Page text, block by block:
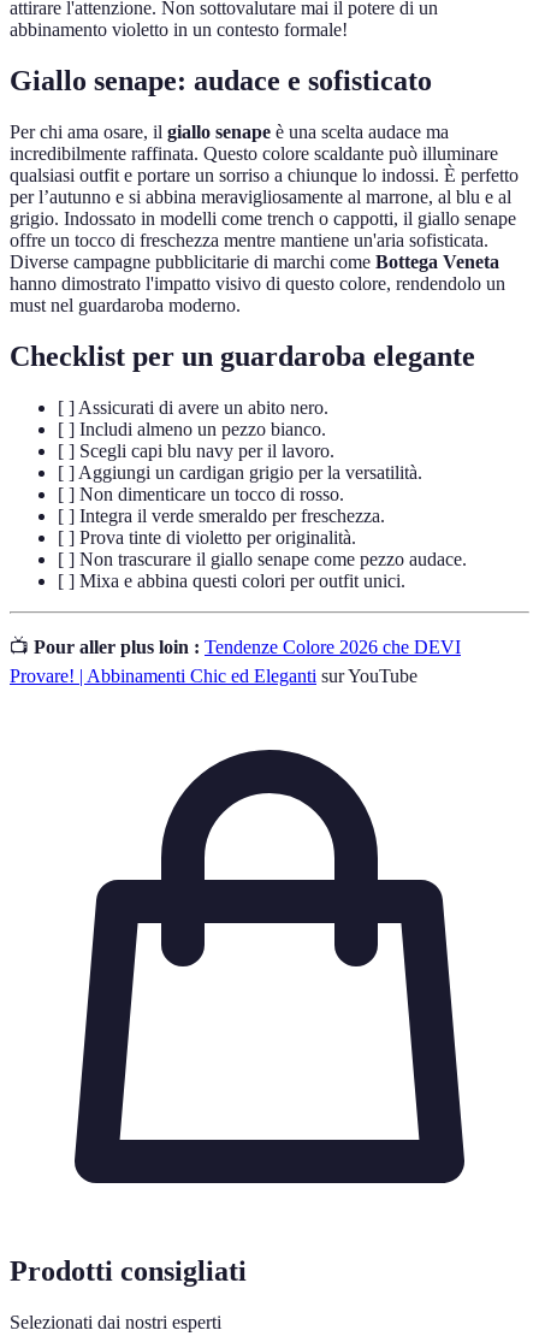
attirare l'attenzione. Non sottovalutare mai il potere di un
abbinamento violetto in un contesto formale!
Giallo senape: audace e sofisticato
Per chi ama osare, il giallo senape è una scelta audace ma
incredibilmente raffinata. Questo colore scaldante può illuminare
qualsiasi outfit e portare un sorriso a chiunque lo indossi. È perfetto
per l’autunno e si abbina meravigliosamente al marrone, al blu e al
grigio. Indossato in modelli come trench o cappotti, il giallo senape
offre un tocco di freschezza mentre mantiene un'aria sofisticata.
Diverse campagne pubblicitarie di marchi come Bottega Veneta
hanno dimostrato l'impatto visivo di questo colore, rendendolo un
must nel guardaroba moderno.
Checklist per un guardaroba elegante
[ ] Assicurati di avere un abito nero.
[ ] Includi almeno un pezzo bianco.
[ ] Scegli capi blu navy per il lavoro.
[ ] Aggiungi un cardigan grigio per la versatilità.
[ ] Non dimenticare un tocco di rosso.
[ ] Integra il verde smeraldo per freschezza.
[ ] Prova tinte di violetto per originalità.
[ ] Non trascurare il giallo senape come pezzo audace.
[ ] Mixa e abbina questi colori per outfit unici.
📺 Pour aller plus loin : Tendenze Colore 2026 che DEVI
Provare! | Abbinamenti Chic ed Eleganti sur YouTube
Prodotti consigliati
Selezionati dai nostri esperti